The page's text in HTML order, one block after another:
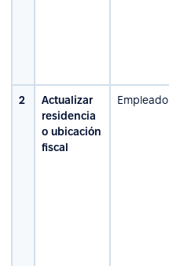
2
Actualizar
residencia
o ubicación
fiscal
Empleado